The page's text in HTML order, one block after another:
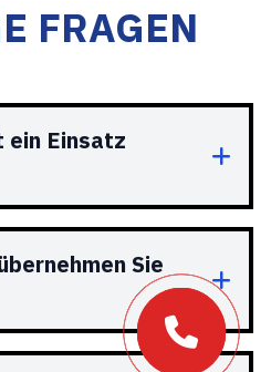
FRAGEN
Einsatz
Sie